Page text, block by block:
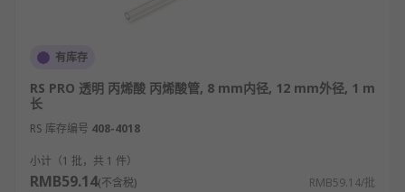
特点和优势：卓越的光学清晰度；良好的耐紫外线和
聚醚醚酮
聚醚醚酮是一种高性能聚合塑料。聚醚醚酮塑料管适
聚醚醚酮管通常用于石油、天然气和半导体行业。
有库存
RS PRO 透明 丙烯酸 丙烯酸管, 8 mm内径, 12 mm外径, 1 m
长
RS 库存编号 408-4018
小计（1 批，共 1 件）
RMB59.14(不含税) RMB59.14/批